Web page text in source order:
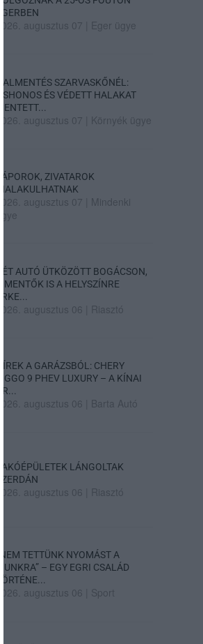
EGERBEN
2026. augusztus 07 Eger ügye
HALMENTÉS SZARVASKŐNÉL:
ŐSHONOS ÉS VÉDETT HALAKAT
MENTETT...
2026. augusztus 07 Környék ügye
ZÁPOROK, ZIVATAROK
KIALAKULHATNAK
2026. augusztus 07
Mindenki
ügye
KÉT AUTÓ ÜTKÖZÖTT BOGÁCSON,
A MENTŐK IS A HELYSZÍNRE
ÉRKE...
2026. augusztus 06 Riasztó
HÍREK A GARÁZSBÓL: CHERY
TIGGO 9 PHEV LUXURY – A KÍNAI
PR...
2026. augusztus 06 Barta Autó
LAKÓÉPÜLETEK LÁNGOLTAK
SZERDÁN
2026. augusztus 06 Riasztó
„NEM TETTÜNK NYOMÁST A
FIUNKRA” – EGY EGRI CSALÁD
TÖRTÉNE...
2026. augusztus 06 Sport